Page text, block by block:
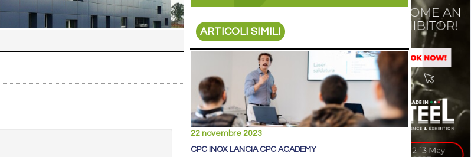
ARTICOLI SIMILI
22 novembre 2023
CPC INOX LANCIA CPC ACADEMY